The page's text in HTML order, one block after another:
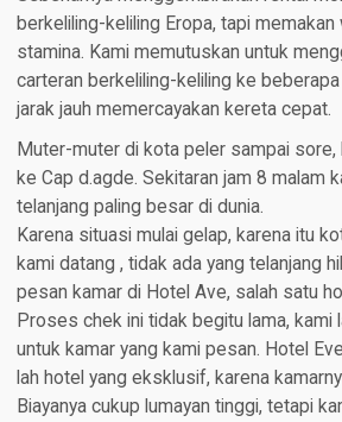
berkeliling-keliling Eropa, tapi
stamina. Kami memutuskan untuk
carteran berkeliling-keliling ke
jarak jauh memercayakan kereta cepat.
Muter-muter di kota peler sampai sore,
ke Cap d.agde. Sekitaran jam 8 malam
telanjang paling besar di dunia.
Karena situasi mulai gelap, karena itu
kami datang , tidak ada yang telanjang
pesan kamar di Hotel Ave, salah satu
Proses chek ini tidak begitu lama, kami
untuk kamar yang kami pesan. Hotel
lah hotel yang eksklusif, karena
Biayanya cukup lumayan tinggi, tetapi